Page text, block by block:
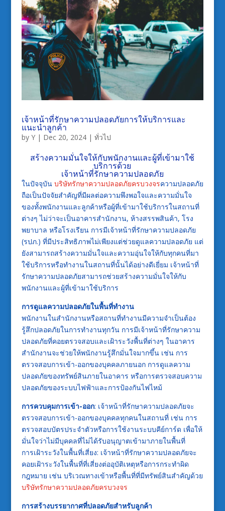
เจ้าหน้าที่รักษาความปลอดภัยการให้บริการและ
แนะนำลูกค้า
by Y| Dec 20, 2024| ทั่วไป
สร้างความมั่นใจให้กับพนักงานและผู้ที่เข้ามาใช้
บริการด้วย
เจ้าหน้าที่รักษาความปลอดภัย
ในปัจจุบัน บริษัทรักษาความปลอดภัยครบวงจรความปลอดภัย
ถือเป็นปัจจัยสำคัญที่มีผลต่อความพึงพอใจและความมั่นใจ
ของทั้งพนักงานและลูกค้าหรือผู้ที่เข้ามาใช้บริการในสถานที่
ต่างๆ ไม่ว่าจะเป็นอาคารสำนักงาน, ห้างสรรพสินค้า, โรง
พยาบาล หรือโรงเรียน การมีเจ้าหน้าที่รักษาความปลอดภัย
(รปภ.) ที่มีประสิทธิภาพไม่เพียงแต่ช่วยดูแลความปลอดภัย แต่
ยังสามารถสร้างความมั่นใจและความอุ่นใจให้กับทุกคนที่มา
ใช้บริการหรือทำงานในสถานที่นั้นได้อย่างดีเยี่ยม เจ้าหน้าที่
รักษาความปลอดภัยสามารถช่วยสร้างความมั่นใจให้กับ
พนักงานและผู้ที่เข้ามาใช้บริการ
การดูแลความปลอดภัยในพื้นที่ทำงาน
พนักงานในสำนักงานหรือสถานที่ทำงานมีความจำเป็นต้อง
รู้สึกปลอดภัยในการทำงานทุกวัน การมีเจ้าหน้าที่รักษาความ
ปลอดภัยที่คอยตรวจสอบและเฝ้าระวังพื้นที่ต่างๆ ในอาคาร
สำนักงานจะช่วยให้พนักงานรู้สึกมั่นใจมากขึ้น เช่น การ
ตรวจสอบการเข้า-ออกของบุคคลภายนอก การดูแลความ
ปลอดภัยของทรัพย์สินภายในอาคาร หรือการตรวจสอบความ
ปลอดภัยของระบบไฟฟ้าและการป้องกันไฟไหม้
การควบคุมการเข้า-ออก: เจ้าหน้าที่รักษาความปลอดภัยจะ
ตรวจสอบการเข้า-ออกของบุคคลทุกคนในสถานที่ เช่น การ
ตรวจสอบบัตรประจำตัวหรือการใช้งานระบบคีย์การ์ด เพื่อให้
มั่นใจว่าไม่มีบุคคลที่ไม่ได้รับอนุญาตเข้ามาภายในพื้นที่
การเฝ้าระวังในพื้นที่เสี่ยง: เจ้าหน้าที่รักษาความปลอดภัยจะ
คอยเฝ้าระวังในพื้นที่ที่เสี่ยงต่ออุบัติเหตุหรือการกระทำผิด
กฎหมาย เช่น บริเวณทางเข้าหรือพื้นที่ที่มีทรัพย์สินสำคัญด้วย
บริษัทรักษาความปลอดภัยครบวงจร
การสร้างบรรยากาศที่ปลอดภัยสำหรับลูกค้า